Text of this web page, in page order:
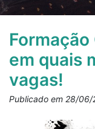
em quais
vagas!
Publicado em 28/06/